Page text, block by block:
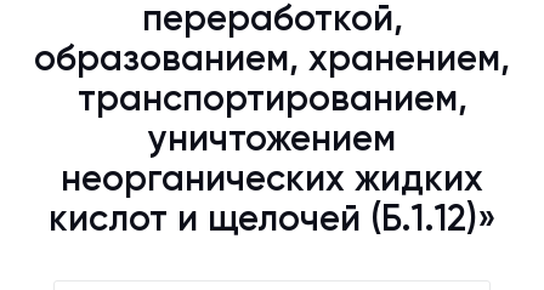
переработкой,
образованием, хранением,
транспортированием,
уничтожением
неорганических жидких
кислот и щелочей (Б.1.12)»